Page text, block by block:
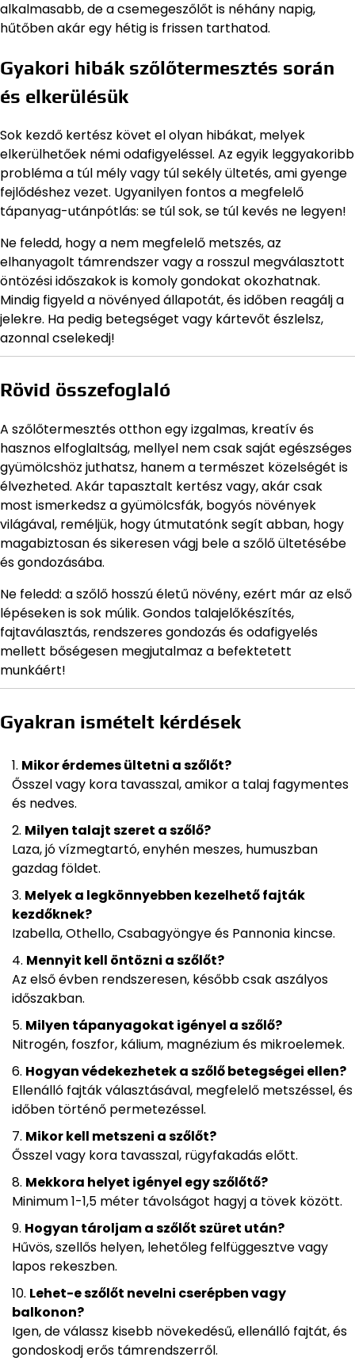
alkalmasabb, de a csemegeszőlőt is néhány napig,
hűtőben akár egy hétig is frissen tarthatod.
Gyakori hibák szőlőtermesztés során
és elkerülésük
Sok kezdő kertész követ el olyan hibákat, melyek
elkerülhetőek némi odafigyeléssel. Az egyik leggyakoribb
probléma a túl mély vagy túl sekély ültetés, ami gyenge
fejlődéshez vezet. Ugyanilyen fontos a megfelelő
tápanyag-utánpótlás: se túl sok, se túl kevés ne legyen!
Ne feledd, hogy a nem megfelelő metszés, az
elhanyagolt támrendszer vagy a rosszul megválasztott
öntözési időszakok is komoly gondokat okozhatnak.
Mindig figyeld a növényed állapotát, és időben reagálj a
jelekre. Ha pedig betegséget vagy kártevőt észlelsz,
azonnal cselekedj!
Rövid összefoglaló
A szőlőtermesztés otthon egy izgalmas, kreatív és
hasznos elfoglaltság, mellyel nem csak saját egészséges
gyümölcshöz juthatsz, hanem a természet közelségét is
élvezheted. Akár tapasztalt kertész vagy, akár csak
most ismerkedsz a gyümölcsfák, bogyós növények
világával, reméljük, hogy útmutatónk segít abban, hogy
magabiztosan és sikeresen vágj bele a szőlő ültetésébe
és gondozásába.
Ne feledd: a szőlő hosszú életű növény, ezért már az első
lépéseken is sok múlik. Gondos talajelőkészítés,
fajtaválasztás, rendszeres gondozás és odafigyelés
mellett bőségesen megjutalmaz a befektetett
munkáért!
Gyakran ismételt kérdések
Mikor érdemes ültetni a szőlőt?
Ősszel vagy kora tavasszal, amikor a talaj fagymentes
és nedves.
Milyen talajt szeret a szőlő?
Laza, jó vízmegtartó, enyhén meszes, humuszban
gazdag földet.
Melyek a legkönnyebben kezelhető fajták
kezdőknek?
Izabella, Othello, Csabagyöngye és Pannonia kincse.
Mennyit kell öntözni a szőlőt?
Az első évben rendszeresen, később csak aszályos
időszakban.
Milyen tápanyagokat igényel a szőlő?
Nitrogén, foszfor, kálium, magnézium és mikroelemek.
Hogyan védekezhetek a szőlő betegségei ellen?
Ellenálló fajták választásával, megfelelő metszéssel, és
időben történő permetezéssel.
Mikor kell metszeni a szőlőt?
Ősszel vagy kora tavasszal, rügyfakadás előtt.
Mekkora helyet igényel egy szőlőtő?
Minimum 1-1,5 méter távolságot hagyj a tövek között.
Hogyan tároljam a szőlőt szüret után?
Hűvös, szellős helyen, lehetőleg felfüggesztve vagy
lapos rekeszben.
Lehet-e szőlőt nevelni cserépben vagy
balkonon?
Igen, de válassz kisebb növekedésű, ellenálló fajtát, és
gondoskodj erős támrendszerről.